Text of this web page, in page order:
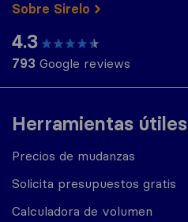
Herramientas útiles
Precios de mudanzas
Solicita presupuestos gratis
Calculadora de volumen
Sobre Sirelo
4.3
793 Google reviews